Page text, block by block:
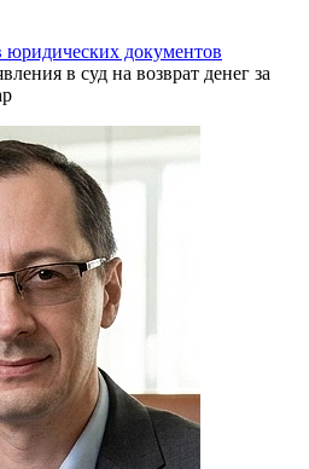
юридических документов
в суд на возврат денег за